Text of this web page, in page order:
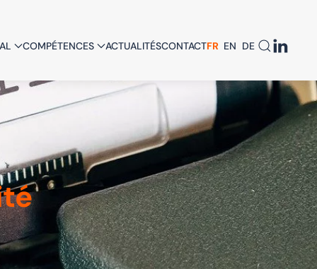
COMPÉTENCES ACTUALITÉSCONTACTFR EN DE